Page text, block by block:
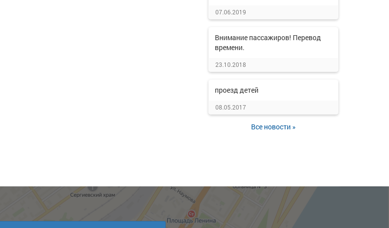
07.06.2019
Внимание пассажиров! Перевод
времени.
23.10.2018
проезд детей
08.05.2017
Все новости »